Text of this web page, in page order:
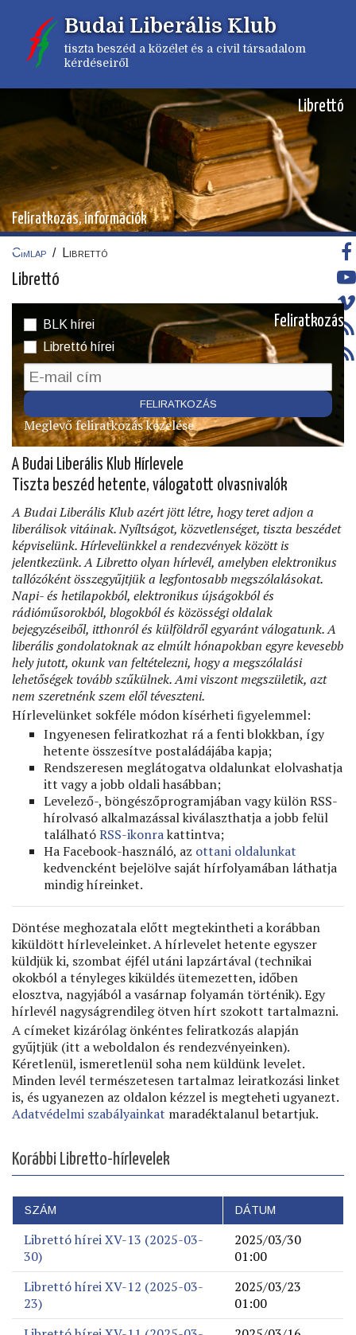
tartalomra
Budai Liberális Klub
tiszta beszéd a közélet és a civil társadalom
kérdéseiről
Librettó
Feliratkozás, információk
Címlap / Librettó
Librettó
Feliratkozás
BLK hírei
Librettó hírei
Meglevő feliratkozás kezelése
A Budai Liberális Klub Hírlevele
Tiszta beszéd hetente, válogatott olvasnivalók
A Budai Liberális Klub azért jött létre, hogy teret adjon a
liberálisok vitáinak. Nyíltságot, közvetlenséget, tiszta beszédet
képviselünk. Hírlevelünkkel a rendezvények között is
jelentkezünk. A Libretto olyan hírlevél, amelyben elektronikus
tallózóként összegyűjtjük a legfontosabb megszólalásokat.
Napi- és hetilapokból, elektronikus újságokból és
rádióműsorokból, blogokból és közösségi oldalak
bejegyzéseiből, itthonról és külföldről egyaránt válogatunk. A
liberális gondolatoknak az elmúlt hónapokban egyre kevesebb
hely jutott, okunk van feltételezni, hogy a megszólalási
lehetőségek tovább szűkülnek. Ami viszont megszületik, azt
nem szeretnénk szem elől téveszteni.
Hírlevelünket sokféle módon kísérheti ﬁgyelemmel:
Ingyenesen feliratkozhat rá a fenti blokkban, így
hetente összesítve postaládájába kapja;
Rendszeresen meglátogatva oldalunkat elolvashatja
itt vagy a jobb oldali hasábban;
Levelező-, böngészőprogramjában vagy külön RSS-
hírolvasó alkalmazással kiválaszthatja a jobb felül
találhatóRSS-ikonrakattintva;
Ha Facebook-használó, az ottani oldalunkat
kedvencként bejelölve saját hírfolyamában láthatja
mindig híreinket.
Döntése meghozatala előtt megtekintheti a korábban
kiküldött hírleveleinket. A hírlevelet hetente egyszer
küldjük ki, szombat éjfél utáni lapzártával (technikai
okokból a tényleges kiküldés ütemezetten, időben
elosztva, nagyjából a vasárnap folyamán történik). Egy
hírlevél nagyságrendileg ötven hírt szokott tartalmazni.
A címeket kizárólag önkéntes feliratkozás alapján
gyűjtjük (itt a weboldalon és rendezvényeinken).
Kéretlenül, ismeretlenül soha nem küldünk levelet.
Minden levél természetesen tartalmaz leiratkozási linket
is, és ugyanezen az oldalon kézzel is megteheti ugyanezt.
Adatvédelmi szabályainkat maradéktalanul betartjuk.
Korábbi Libretto-hírlevelek
SZÁM DÁTUM
Librettó hírei XV-13 (2025-03-
30)
2025/03/30
01:00
Librettó hírei XV-12 (2025-03-
23)
2025/03/23
01:00